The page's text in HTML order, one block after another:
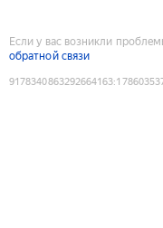
Если у вас возникли
обратной связи
9178340863292664163: